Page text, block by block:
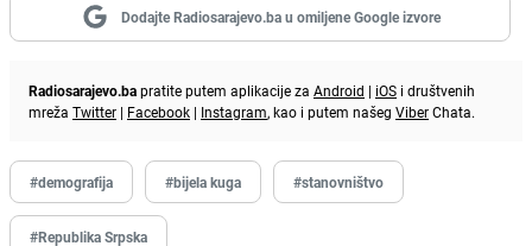
Dodajte Radiosarajevo.ba u omiljene Google izvore
Radiosarajevo.bapratite putem aplikacije za Android | iOS i društvenih
mreža Twitter | Facebook | Instagram, kao i putem našeg ViberChata.
#demografija #bijela kuga #stanovništvo
#Republika Srpska